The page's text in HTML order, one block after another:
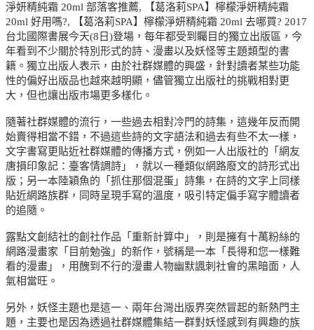
淨妍精純霜 20ml 部落客推薦, 【葛洛莉SPA】檸檬淨妍精純霜
20ml 好用嗎?, 【葛洛莉SPA】檸檬淨妍精純霜 20ml 去哪買? 2017
台北國際書展今天(8日)登場，每年都受到矚目的獨立出版區，今
年看到不少關於特別形式的詩、漫畫以及妖怪等主題類型的書
籍。獨立出版人表示，由於社群媒體的興盛，針對讀者某些功能
性的偏好出版品也越來越明顯，儘管獨立出版社的挑戰相對更
大，但也讓出版市場更多樣化。
隨著社群媒體的流行，一些過去相對冷門的詩集，這幾年反而開
始賣得相當不錯，不過這些詩的文字語法和過去有些不太一樣，
文字書寫更貼近社群媒體的傳播方式，例如一人出版社的「網友
唐損印象記：臺客情調詩」，就以一種類似網路廢文的詩形式出
版；另一本陸穎魚的「抓住那個混蛋」詩集，在詩的文字上同樣
貼近網路族群，同時呈現手寫的溫度，吸引特定偏手寫字體讀者
的追隨。
露點文創結社的創社作品「重新計算中」，則是擁有十萬粉絲的
網路漫畫家「目前勉強」的新作，號稱是一本「長得和您一樣難
看的漫畫」，用醜到不行的漫畫人物幽默諷刺社會的黑暗面，人
氣相當旺。
另外，妖怪主題也是這一、兩年台灣出版界突然冒起的新熱門主
題，主要也是因為透過社群媒體集結一群對妖怪感到有興趣的族